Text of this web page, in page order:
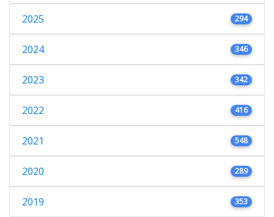
2025 294
2024 346
2023 342
2022 416
2021 548
2020 289
2019 353